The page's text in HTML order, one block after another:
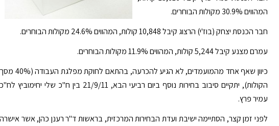
המהווים 30.9% מקולות הבוחרים.
חבר הכנסת יצחק (בוז'י) הרצוג קיבל 10,848 קולות, המהווים 24.6% מקולות הבוחרים.
עמרם מצנע קיבל 5,244 קולות, המהווים 11.9% מקולות הבוחרים.
כיוון שאף אחד מהמועמדים, לא הגיע להכרעה, בהתאם לחוקת מפלגת העבודה (40% מסך
הקולות), יתקיים סיבוב בחירות נוסף ביום רביעי הבא, 21/9/11 בין ח"כ שלי יחימוביץ לח"כ
עמיר פרץ.
לפני זמן קצר, הסתיימה ישיבת ועדת הבחירות המרכזית, בראשות ד"ר רענן כהן, אשר אישרה